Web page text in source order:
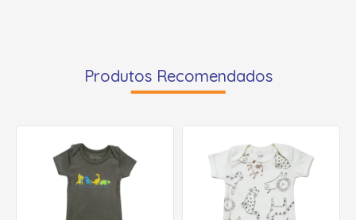
Produtos Recomendados